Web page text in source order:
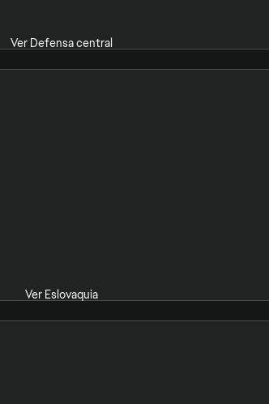
Ver Defensa central
Ver Eslovaquia